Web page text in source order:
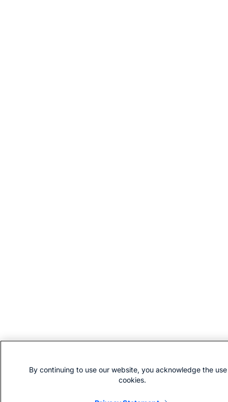
By continuing to use our website, you acknowledge the
cookies.